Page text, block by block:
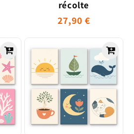
récolte
Prix
habituel
27,90 €